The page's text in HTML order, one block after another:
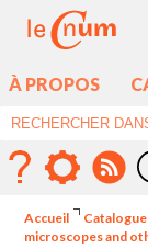
À PROPOS
Accueil
microscopes and